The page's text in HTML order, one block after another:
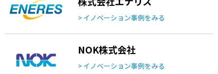
> イノベーション事例をみる
NOK株式会社
> イノベーション事例をみる